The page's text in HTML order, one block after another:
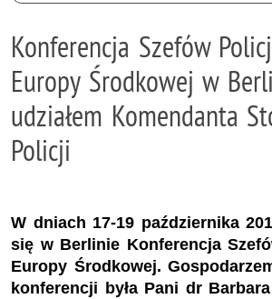
Konferencja Szefów
Europy Środkowej w
udziałem Komendanta
Policji
W dniach 17-19 października
się w Berlinie Konferencja
Europy Środkowej.
konferencji była Pani dr